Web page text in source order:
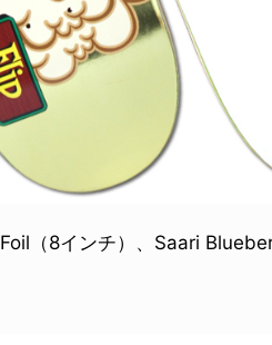
（8インチ）、Saari